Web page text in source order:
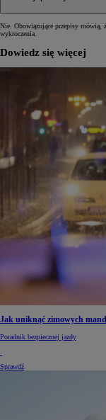
Nie. Obowiązujące przepisy mówią,
wykroczenia.
Dowiedz się więcej
Jak uniknąć zimowych
Poradnik bezpiecznej jazdy
Sprawdź